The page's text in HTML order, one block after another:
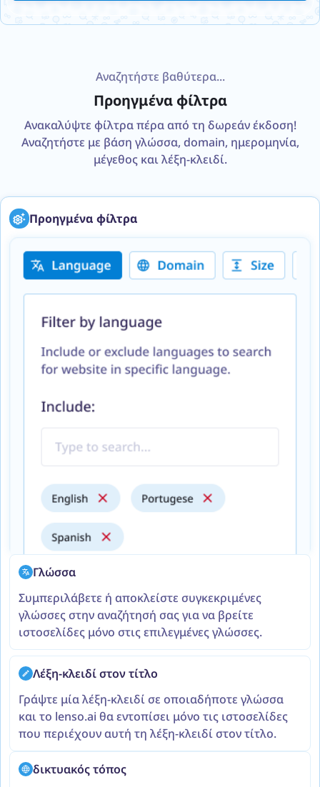
Αναζητήστε βαθύτερα...
Προηγμένα φίλτρα
Ανακαλύψτε φίλτρα πέρα από τη δωρεάν έκδοση!
Αναζητήστε με βάση γλώσσα, domain, ημερομηνία,
μέγεθος και λέξη-κλειδί.
Προηγμένα φίλτρα
Γλώσσα
Συμπεριλάβετε ή αποκλείστε συγκεκριμένες
γλώσσες στην αναζήτησή σας για να βρείτε
ιστοσελίδες μόνο στις επιλεγμένες γλώσσες.
Λέξη-κλειδί στον τίτλο
Γράψτε μία λέξη-κλειδί σε οποιαδήποτε γλώσσα
και το lenso.ai θα εντοπίσει μόνο τις ιστοσελίδες
που περιέχουν αυτή τη λέξη-κλειδί στον τίτλο.
δικτυακός τόπος